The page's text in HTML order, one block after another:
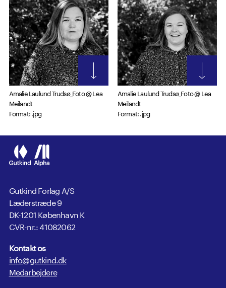
Amalie Laulund Trudsø_Foto @ Lea
Meilandt
Format: .jpg
Amalie Laulund Trudsø_Foto @ Lea
Meilandt
Format: .jpg
Gutkind Forlag A/S
Læderstræde 9
DK-1201 København K
CVR-nr.: 41082062
Kontakt os
info@gutkind.dk
Medarbejdere